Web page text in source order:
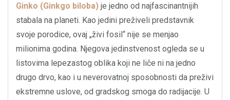
Ginko (Ginkgo biloba) je jedno od najfascinantnijih
stabala na planeti. Kao jedini preživeli predstavnik
svoje porodice, ovaj „živi fosil“ nije se menjao
milionima godina. Njegova jedinstvenost ogleda se u
listovima lepezastog oblika koji ne liče ni na jedno
drugo drvo, kao i u neverovatnoj sposobnosti da preživi
ekstremne uslove, od gradskog smoga do radijacije. U